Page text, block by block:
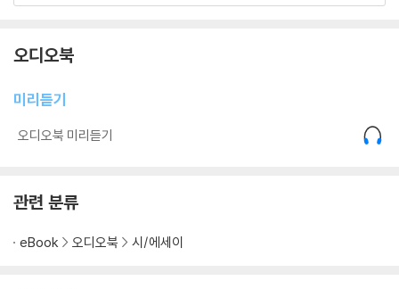
14. 나의 꿈
16. 잠 없는 꿈
17. 생의 예술
20. 비방
21. 당신의 마음
22. 버리지 아니하면
오디오북
미리듣기
오디오북 미리듣기
관련 분류
eBook 오디오북 시/에세이